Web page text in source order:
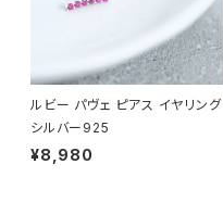
ルビー パヴェ ピアス イヤリング
シルバー925
¥8,980